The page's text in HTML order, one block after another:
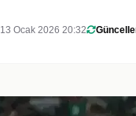
13 Ocak 2026 20:32